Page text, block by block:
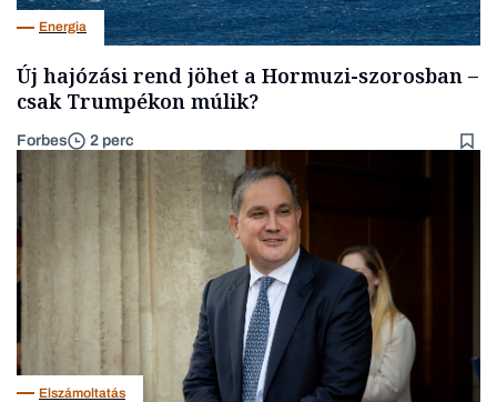
Energia
Új hajózási rend jöhet a Hormuzi-szorosban –
csak Trumpékon múlik?
Forbes 2 perc
Elszámoltatás